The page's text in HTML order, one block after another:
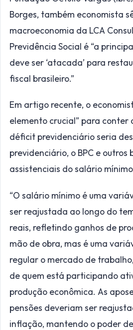
Borges, também economista
macroeconomia da LCA
Previdência Social é “a
deve ser ‘atacada’ para
fiscal brasileiro.”
Em artigo recente, o
elemento crucial” para conter
déficit previdenciário seria
previdenciário, o BPC e outros
assistenciais do salário
“O salário mínimo é uma
ser reajustada ao longo do
reais, refletindo ganhos de
mão de obra, mas é uma
regular o mercado de
de quem está participando
produção econômica. As
pensões deveriam ser
inflação, mantendo o poder